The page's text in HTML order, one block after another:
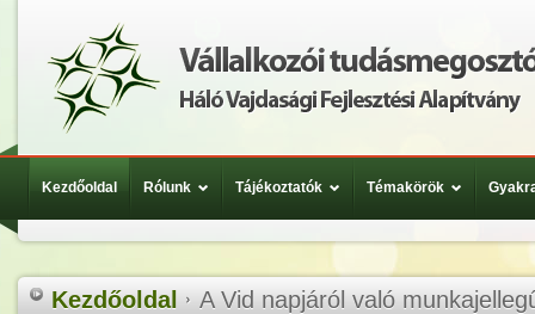
Kezdőoldal Rólunk Tájékoztatók Témakörök
Kezdőoldal A Vid napjáról való